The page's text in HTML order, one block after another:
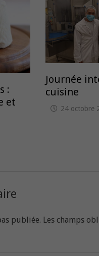
:
et
Journée
cuisine
24 octobre
publiée. Les champs